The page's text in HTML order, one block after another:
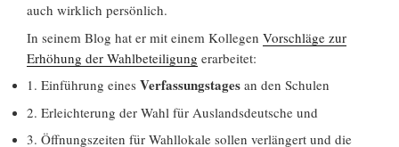
auch wirklich persönlich.
In seinem Blog hat er mit einem Kollegen Vorschläge zur
Erhöhung der Wahlbeteiligung erarbeitet:
1. Einführung eines Verfassungstages an den Schulen
2. Erleichterung der Wahl für Auslandsdeutsche und
3. Öffnungszeiten für Wahllokale sollen verlängert und die